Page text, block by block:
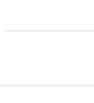
تؤثر الإكسسوارات وغيرها من